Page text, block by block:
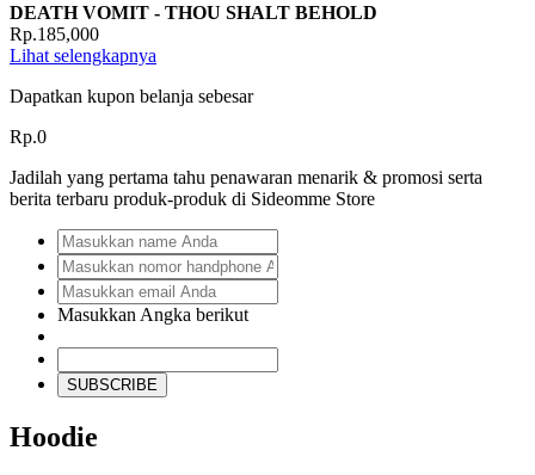
DEATH VOMIT - THOU SHALT BEHOLD
Rp.185,000
Lihat selengkapnya
Dapatkan kupon belanja sebesar
Rp.0
Jadilah yang pertama tahu penawaran menarik & promosi serta
berita terbaru produk-produk di Sideomme Store
Masukkan Angka berikut
SUBSCRIBE
Hoodie